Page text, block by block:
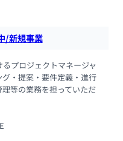
/新規事業
るプロジェクトマネージャ
・提案・要件定義・進行
等の業務を担っていただ